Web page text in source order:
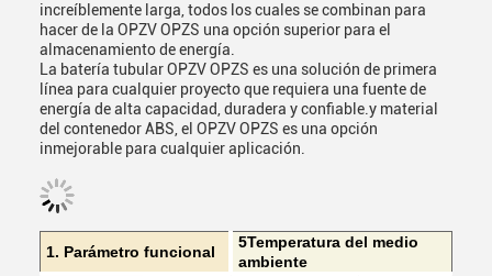
increíblemente larga, todos los cuales se combinan para
hacer de la OPZV OPZS una opción superior para el
almacenamiento de energía.
La batería tubular OPZV OPZS es una solución de primera
línea para cualquier proyecto que requiera una fuente de
energía de alta capacidad, duradera y confiable.y material
del contenedor ABS, el OPZV OPZS es una opción
inmejorable para cualquier aplicación.
1. Parámetro funcional
5Temperatura del medio
ambiente